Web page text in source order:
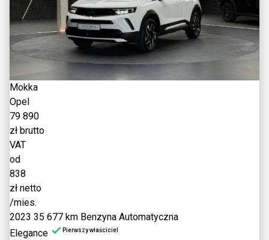
Mokka
Opel
79 890
zł brutto
VAT
od
838
zł netto
/mies.
2023 35 677 km Benzyna Automatyczna
Elegance
Pierwszy właściciel